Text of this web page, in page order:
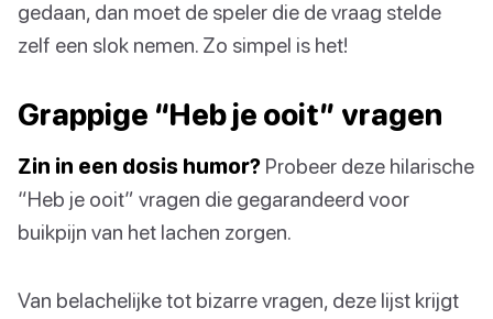
gedaan, dan moet de speler die de vraag stelde
zelf een slok nemen. Zo simpel is het!
Grappige “Heb je ooit” vragen
Zin in een dosis humor? Probeer deze hilarische
“Heb je ooit” vragen die gegarandeerd voor
buikpijn van het lachen zorgen.
Van belachelijke tot bizarre vragen, deze lijst krijgt